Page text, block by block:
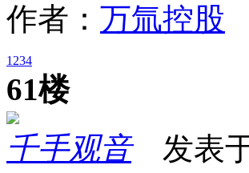
作者： 万氚控股
1 234
61楼
千手观音发表于